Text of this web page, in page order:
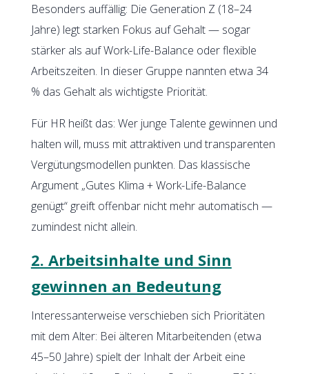
Besonders auffällig: Die Generation Z (18–24
Jahre) legt starken Fokus auf Gehalt — sogar
stärker als auf Work-Life-Balance oder flexible
Arbeitszeiten. In dieser Gruppe nannten etwa 34
% das Gehalt als wichtigste Priorität.
Für HR heißt das: Wer junge Talente gewinnen und
halten will, muss mit attraktiven und transparenten
Vergütungsmodellen punkten. Das klassische
Argument „Gutes Klima + Work-Life-Balance
genügt“ greift offenbar nicht mehr automatisch —
zumindest nicht allein.
2. Arbeitsinhalte und Sinn
gewinnen an Bedeutung
Interessanterweise verschieben sich Prioritäten
mit dem Alter: Bei älteren Mitarbeitenden (etwa
45–50 Jahre) spielt der Inhalt der Arbeit eine